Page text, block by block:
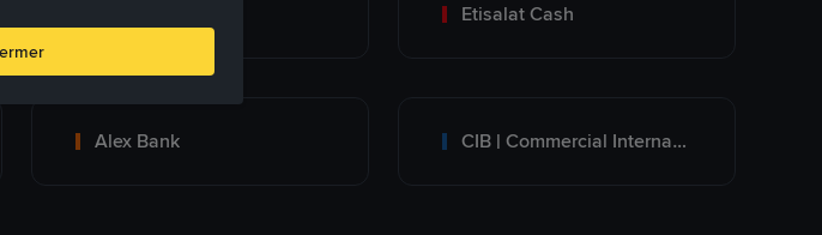
Etisalat Cash
Alex Bank CIB | Commercial International Bank Egypt